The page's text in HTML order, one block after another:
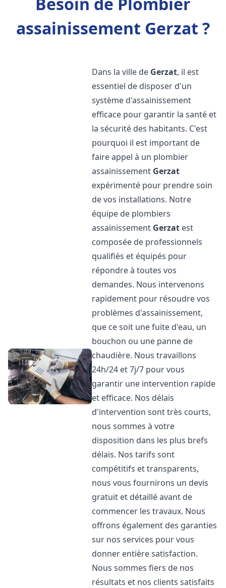
assainissement Gerzat ?
Dans la ville de Gerzat, il est
essentiel de disposer d'un
système d'assainissement
efficace pour garantir la santé et
la sécurité des habitants. C'est
pourquoi il est important de
faire appel à un plombier
assainissement Gerzat
expérimenté pour prendre soin
de vos installations. Notre
équipe de plombiers
assainissement Gerzat est
composée de professionnels
qualifiés et équipés pour
répondre à toutes vos
demandes. Nous intervenons
rapidement pour résoudre vos
problèmes d'assainissement,
que ce soit une fuite d'eau, un
bouchon ou une panne de
chaudière. Nous travaillons
24h/24 et 7j/7 pour vous
garantir une intervention rapide
et efficace. Nos délais
d'intervention sont très courts,
nous sommes à votre
disposition dans les plus brefs
délais. Nos tarifs sont
compétitifs et transparents,
nous vous fournirons un devis
gratuit et détaillé avant de
commencer les travaux. Nous
offrons également des garanties
sur nos services pour vous
donner entière satisfaction.
Nous sommes fiers de nos
résultats et nos clients satisfaits